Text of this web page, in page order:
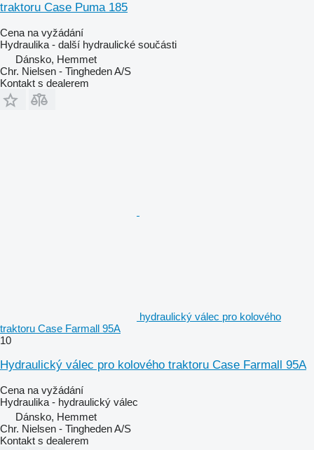
traktoru Case Puma 185
Cena na vyžádání
Hydraulika - další hydraulické součásti
Dánsko, Hemmet
Chr. Nielsen - Tingheden A/S
Kontakt s dealerem
hydraulický válec pro kolového
traktoru Case Farmall 95A
10
Hydraulický válec pro kolového traktoru Case Farmall 95A
Cena na vyžádání
Hydraulika - hydraulický válec
Dánsko, Hemmet
Chr. Nielsen - Tingheden A/S
Kontakt s dealerem